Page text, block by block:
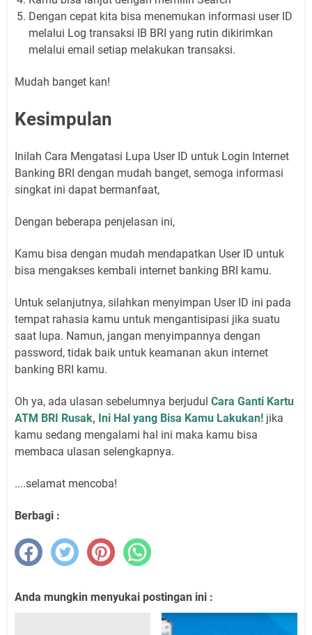
Dengan cepat kita bisa menemukan informasi user ID
melalui Log transaksi IB BRI yang rutin dikirimkan
melalui email setiap melakukan transaksi.
Mudah banget kan!
Kesimpulan
Inilah Cara Mengatasi Lupa User ID untuk Login Internet
Banking BRI dengan mudah banget, semoga informasi
singkat ini dapat bermanfaat,
Dengan beberapa penjelasan ini,
Kamu bisa dengan mudah mendapatkan User ID untuk
bisa mengakses kembali internet banking BRI kamu.
Untuk selanjutnya, silahkan menyimpan User ID ini pada
tempat rahasia kamu untuk mengantisipasi jika suatu
saat lupa. Namun, jangan menyimpannya dengan
password, tidak baik untuk keamanan akun internet
banking BRI kamu.
Oh ya, ada ulasan sebelumnya berjudul Cara Ganti Kartu
ATM BRI Rusak, Ini Hal yang Bisa Kamu Lakukan! jika
kamu sedang mengalami hal ini maka kamu bisa
membaca ulasan selengkapnya.
....selamat mencoba!
Berbagi :
Anda mungkin menyukai postingan ini :